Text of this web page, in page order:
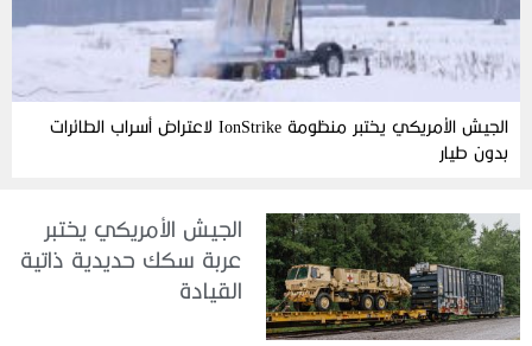
الجيش الأمريكي يختبر منظومة IonStrike لاعتراض أسراب الطائرات
بدون طيار
الجيش الأمريكي يختبر
عربة سكك حديدية ذاتية
القيادة